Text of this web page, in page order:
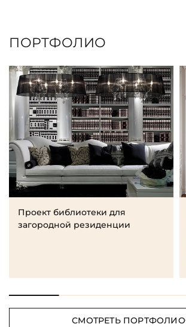
ПОРТФОЛИО
Проект библиотеки для
загородной резиденции
СМОТРЕТЬ ПОРТФОЛИО